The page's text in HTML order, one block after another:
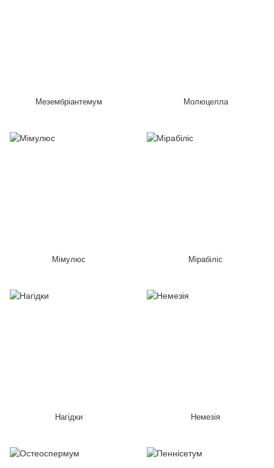
Мезембріантемум Молюцелла
Мімулюс Мірабіліс
Нагідки Немезія